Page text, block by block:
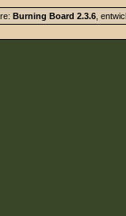
Burning Board 2.3.6,